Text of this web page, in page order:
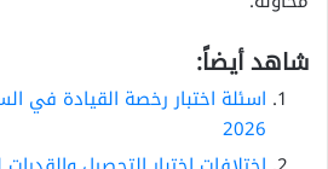
شاهد أيضاً:
اسئلة اختبار رخصة القيادة في
2026